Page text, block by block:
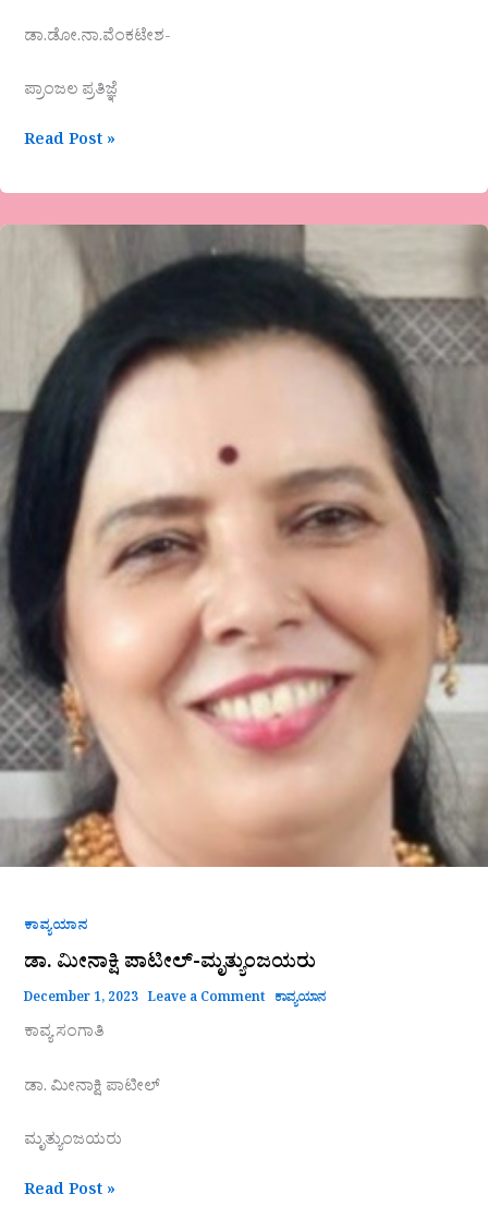
ಡಾ.ಡೋ.ನಾ.ವೆಂಕಟೇಶ-
ಪ್ರಾಂಜಲ ಪ್ರತಿಜ್ಞೆ
Read Post »
ಕಾವ್ಯಯಾನ
ಡಾ. ಮೀನಾಕ್ಷಿ ಪಾಟೀಲ್-ಮೃತ್ಯುಂಜಯರು
December 1, 2023 Leave a Comment ಕಾವ್ಯಯಾನ
ಕಾವ್ಯ ಸಂಗಾತಿ
ಡಾ. ಮೀನಾಕ್ಷಿ ಪಾಟೀಲ್
ಮೃತ್ಯುಂಜಯರು
ಮೃತ್ಯುಂಜಯರು
Read Post »